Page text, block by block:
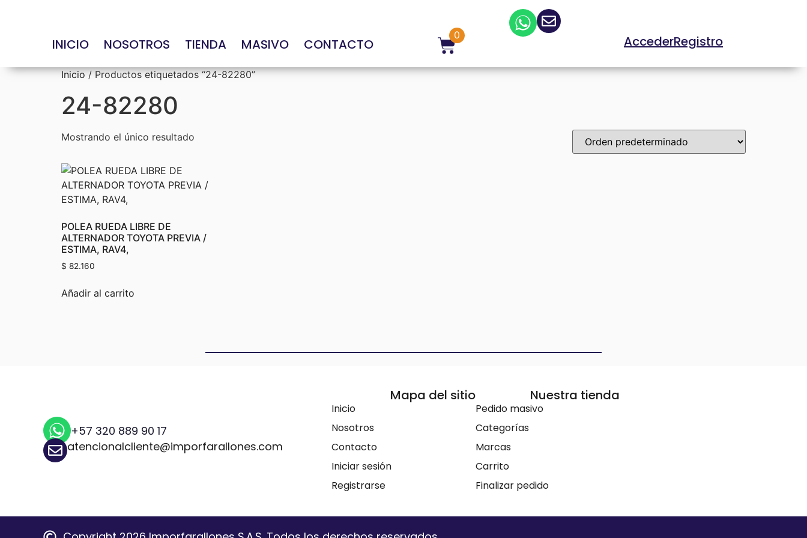
INICIO NOSOTROS TIENDA MASIVO CONTACTO
0 AccederRegistro
Inicio/ Productos etiquetados “24-82280”
24-82280
Mostrando el único resultado
POLEA RUEDA LIBRE DE
ALTERNADOR TOYOTA PREVIA /
ESTIMA, RAV4,
$ 82.160
Añadir al carrito
+57 320 889 90 17
atencionalcliente@imporfarallones.com
Mapa del sitio
Inicio
Nosotros
Contacto
Iniciar sesión
Registrarse
Nuestra tienda
Pedido masivo
Categorías
Marcas
Carrito
Finalizar pedido